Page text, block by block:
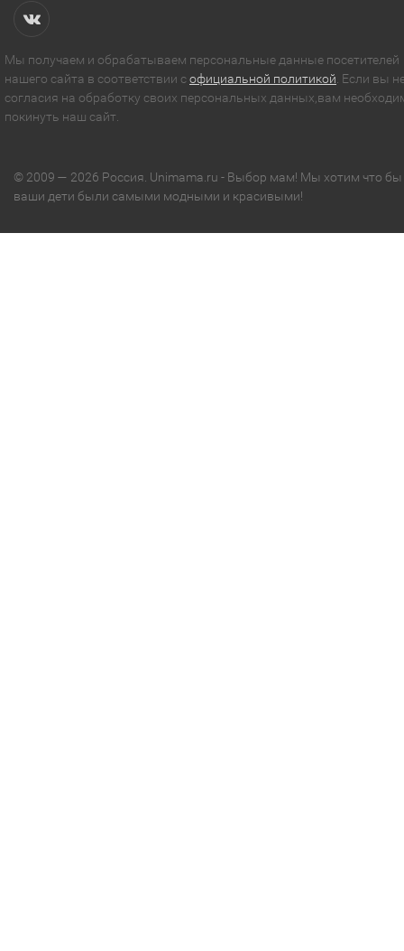
Мы получаем и обрабатываем персональные данные посетителей
нашего сайта в соответствии софициальной политикой. Если вы
согласия на обработку своих персональных данных,вам
покинуть наш сайт.
© 2009 — 2026 Россия. Unimama.ru - Выбор мам! Мы хотим что бы
ваши дети были самыми модными и красивыми!